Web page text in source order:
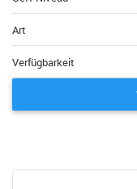
Art
Verfügbarkeit